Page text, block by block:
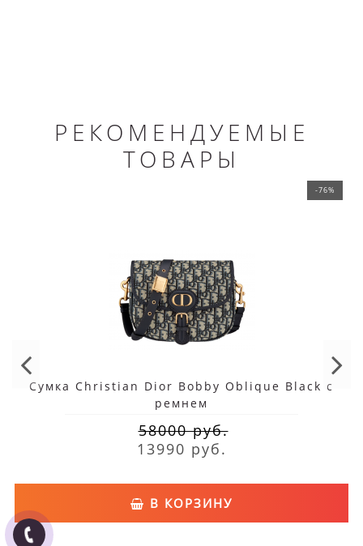
РЕКОМЕНДУЕМЫЕ
ТОВАРЫ
-76%
Cумка Christian Dior Bobby Oblique Black с
ремнем
58000 руб.
13990 руб.
В КОРЗИНУ